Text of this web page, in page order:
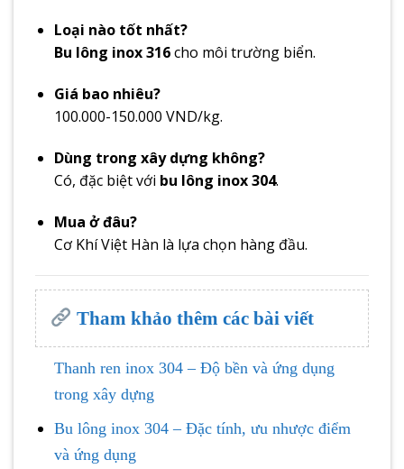
Loại nào tốt nhất?
Bu lông inox 316cho môi trường biển.
Giá bao nhiêu?
100.000-150.000 VND/kg.
Dùng trong xây dựng không?
Có, đặc biệt với bu lông inox 304.
Mua ở đâu?
Cơ Khí Việt Hàn là lựa chọn hàng đầu.
Tham khảo thêm các bài viết
Thanh ren inox 304 – Độ bền và ứng dụng
trong xây dựng
Bu lông inox 304 – Đặc tính, ưu nhược điểm
và ứng dụng